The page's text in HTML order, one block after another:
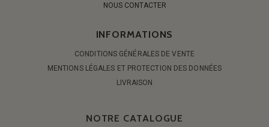
NOUS CONTACTER
INFORMATIONS
CONDITIONS GÉNÉRALES DE VENTE
MENTIONS LÉGALES ET PROTECTION DES DONNÉES
LIVRAISON
NOTRE CATALOGUE